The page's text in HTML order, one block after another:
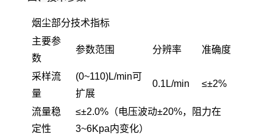
烟尘部分技术指标
主要参
数
参数范围 分辨率 准确度
采样流
量
(0~110)L/min可
扩展
0.1L/min ≤±2%
流量稳
定性
≤±2.0%（电压波动±20%，阻力在
3~6Kpa内变化）